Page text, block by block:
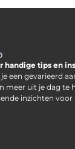
handige tips en
een gevarieerd
meer uit je dag te
inzichten voor